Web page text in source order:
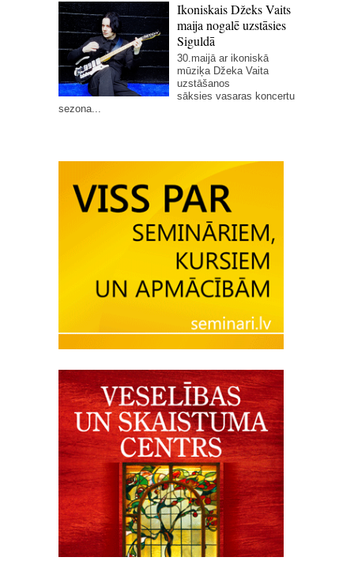
Ikoniskais Džeks Vaits
maija nogalē uzstāsies
Siguldā
30.maijā ar ikoniskā
mūziķa Džeka Vaita
uzstāšanos
sāksies vasaras koncertu
sezona...